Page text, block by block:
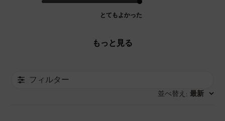
とてもよかった
もっと見る
フィルター
並べ替え : 最新